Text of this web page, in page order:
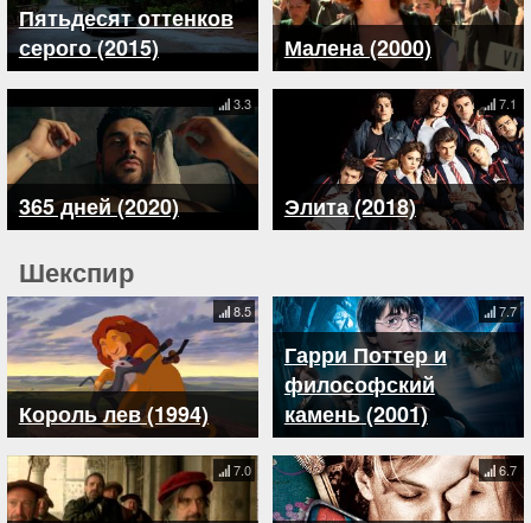
Пятьдесят оттенков
серого (2015)
Малена (2000)
365 дней (2020)
3.3
Элита (2018)
7.1
Шекспир
Король лев (1994)
8.5
Гарри Поттер и
философский
камень (2001)
7.7
7.0 6.7